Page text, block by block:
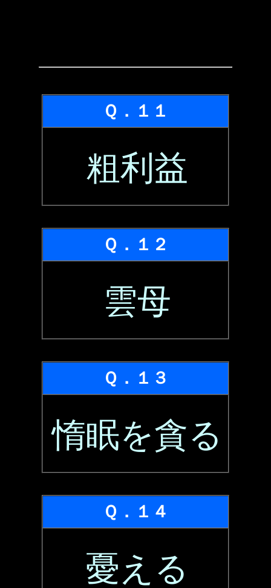
Ｑ．１１
粗利益
Ｑ．１２
雲母
Ｑ．１３
惰眠を貪る
Ｑ．１４
憂える